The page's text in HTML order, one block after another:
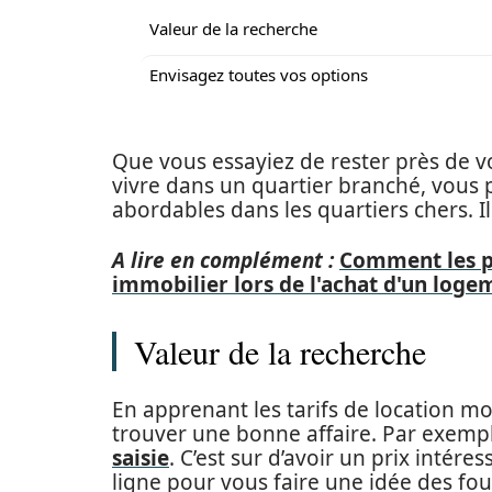
Valeur de la recherche
Envisagez toutes vos options
Que vous essayiez de rester près de
vivre dans un quartier branché,
abordables dans les quartiers chers.
A lire en complément : Comment les
immobilier lors de l'achat d'un
Valeur de la recherche
En apprenant les tarifs de location
trouver une bonne affaire. Par
saisie. C’est sur d’avoir un prix
ligne pour vous faire une idée des